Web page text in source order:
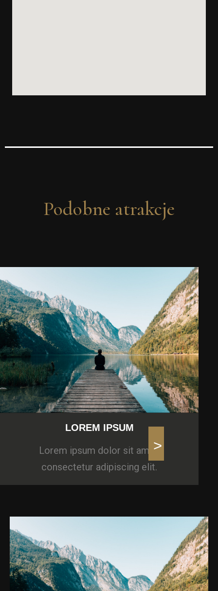
Podobne atrakcje
LOREM IPSUM
Lorem ipsum dolor sit amet,
consectetur adipiscing elit.
>